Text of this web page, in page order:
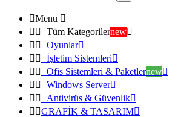
Menu 
  Tüm Kategorilernew
  Oyunlar
  İşletim Sistemleri
  Ofis Sistemleri & Paketlernew
  Windows Server
  Antivirüs & Güvenlik
 GRAFİK & TASARIM